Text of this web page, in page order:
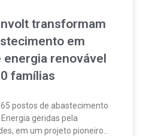
transformam
em
renovável
famílias
postos de abastecimento
geridas pela
em um projeto pioneiro